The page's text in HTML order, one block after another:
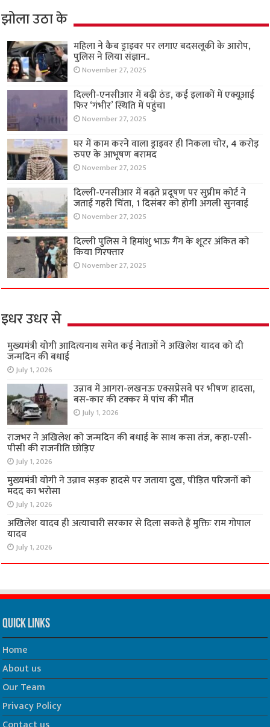
झोला उठा के
महिला ने कैब ड्राइवर पर लगाए बदसलूकी के आरोप,
पुलिस ने लिया संज्ञान..
November 27, 2025
दिल्ली-एनसीआर में बढ़ी ठंड, कई इलाकों में एक्यूआई
फिर ‘गंभीर’ स्थिति में पहुंचा
November 27, 2025
घर में काम करने वाला ड्राइवर ही निकला चोर, 4 करोड़
रुपए के आभूषण बरामद
November 27, 2025
दिल्ली-एनसीआर में बढ़ते प्रदूषण पर सुप्रीम कोर्ट ने
जताई गहरी चिंता, 1 दिसंबर को होगी अगली सुनवाई
November 27, 2025
दिल्ली पुलिस ने हिमांशु भाऊ गैंग के शूटर अंकित को
किया गिरफ्तार
November 27, 2025
इधर उधर से
मुख्यमंत्री योगी आदित्यनाथ समेत कई नेताओं ने अखिलेश यादव को दी
जन्मदिन की बधाई
July 1, 2026
उन्नाव में आगरा-लखनऊ एक्सप्रेसवे पर भीषण हादसा,
बस-कार की टक्कर में पांच की मौत
July 1, 2026
राजभर ने अखिलेश को जन्मदिन की बधाई के साथ कसा तंज, कहा-एसी-
पीसी की राजनीति छोड़िए
July 1, 2026
मुख्यमंत्री योगी ने उन्नाव सड़क हादसे पर जताया दुख, पीड़ित परिजनों को
मदद का भरोसा
July 1, 2026
अखिलेश यादव ही अत्याचारी सरकार से दिला सकते हैं मुक्तिः राम गोपाल
यादव
July 1, 2026
Quick Links
Home
About us
Our Team
Privacy Policy